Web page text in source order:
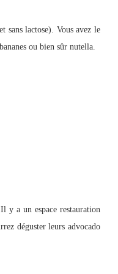
sans lactose). Vous avez le
ou bien sûr nutella.
y a un espace restauration
déguster leurs advocado